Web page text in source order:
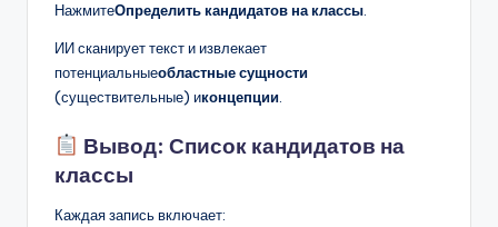
НажмитеОпределить кандидатов на классы.
ИИ сканирует текст и извлекает
потенциальныеобластные сущности
(существительные) иконцепции.
Вывод: Список кандидатов на
классы
Каждая запись включает: